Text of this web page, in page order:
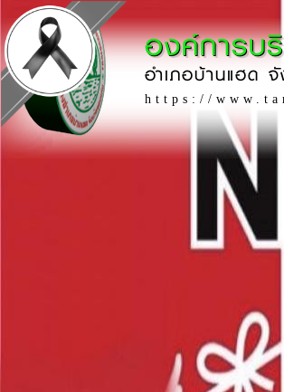
องค์การบ
อำเภอบ้านแฮด
https://